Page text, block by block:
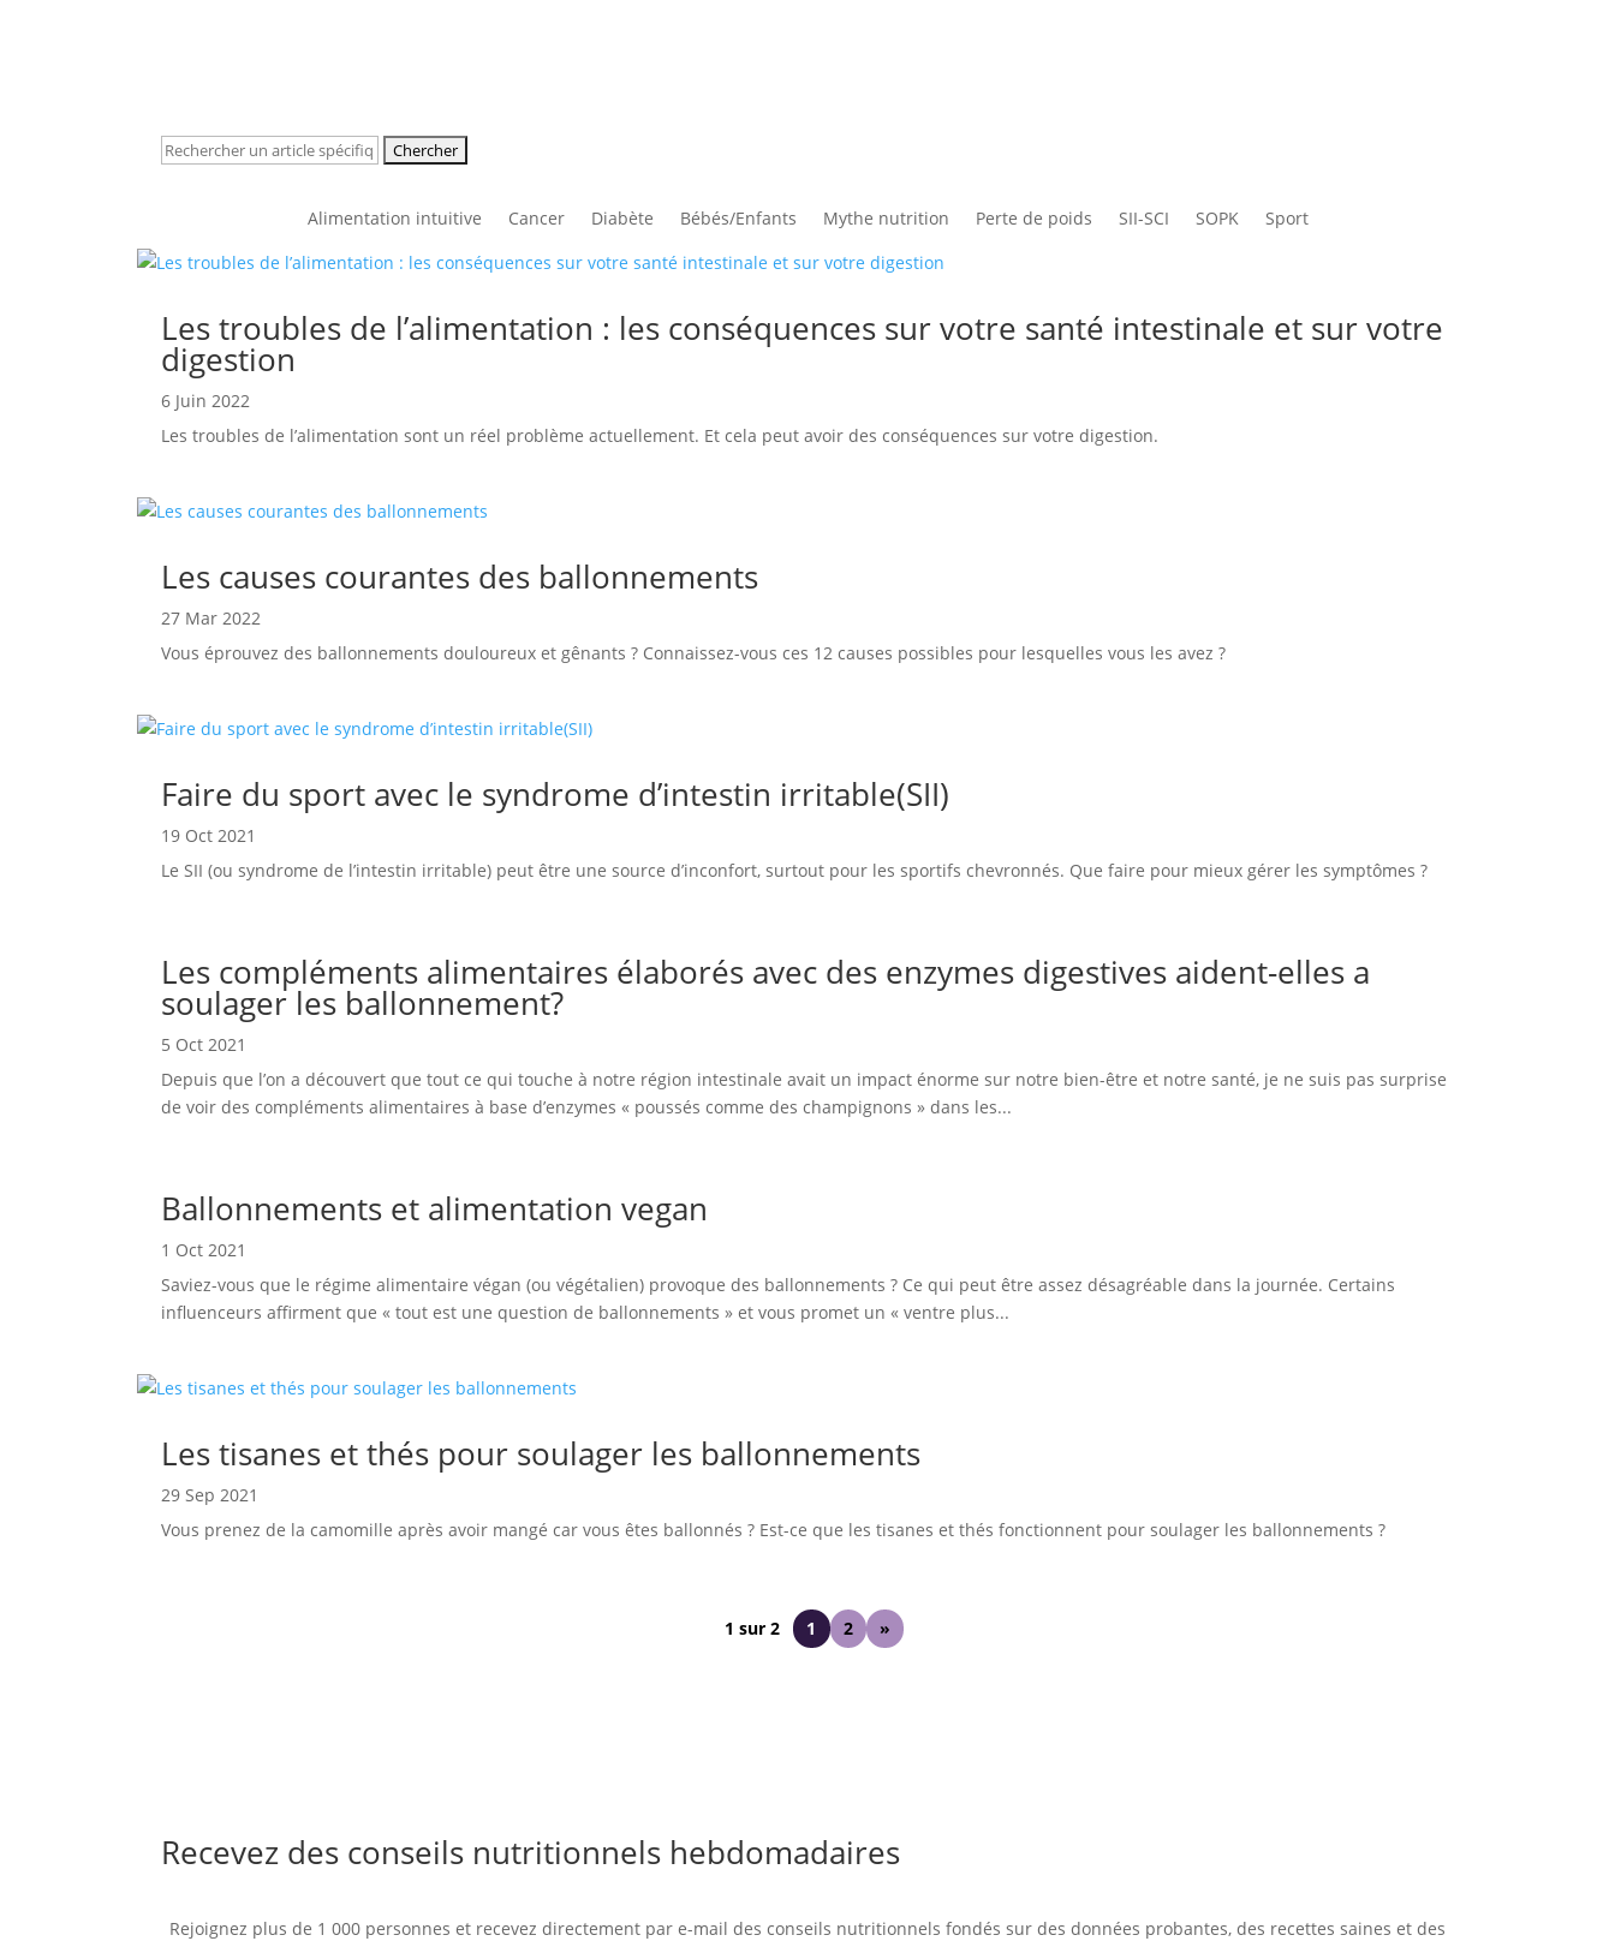
Rechercher:
Alimentation intuitive Cancer Diabète Bébés/Enfants Mythe nutrition Perte de poids SII-SCI SOPK Sport
Les troubles de l’alimentation : les conséquences sur votre santé intestinale et sur votre
digestion
6 Juin 2022
Les troubles de l’alimentation sont un réel problème actuellement. Et cela peut avoir des conséquences sur votre digestion.
Les causes courantes des ballonnements
27 Mar 2022
Vous éprouvez des ballonnements douloureux et gênants ? Connaissez-vous ces 12 causes possibles pour lesquelles vous les avez ?
Faire du sport avec le syndrome d’intestin irritable(SII)
19 Oct 2021
Le SII (ou syndrome de l’intestin irritable) peut être une source d’inconfort, surtout pour les sportifs chevronnés. Que faire pour mieux gérer les symptômes ?
Les compléments alimentaires élaborés avec des enzymes digestives aident-elles a
soulager les ballonnement?
5 Oct 2021
Depuis que l’on a découvert que tout ce qui touche à notre région intestinale avait un impact énorme sur notre bien-être et notre santé, je ne suis pas surprise
de voir des compléments alimentaires à base d’enzymes « poussés comme des champignons » dans les...
Ballonnements et alimentation vegan
1 Oct 2021
Saviez-vous que le régime alimentaire végan (ou végétalien) provoque des ballonnements ? Ce qui peut être assez désagréable dans la journée. Certains
influenceurs affirment que « tout est une question de ballonnements » et vous promet un « ventre plus...
Les tisanes et thés pour soulager les ballonnements
29 Sep 2021
Vous prenez de la camomille après avoir mangé car vous êtes ballonnés ? Est-ce que les tisanes et thés fonctionnent pour soulager les ballonnements ?
1 sur 2 1 2 »
Recevez des conseils nutritionnels hebdomadaires
Rejoignez plus de 1 000 personnes et recevez directement par e-mail des conseils nutritionnels fondés sur des données probantes, des recettes saines et des